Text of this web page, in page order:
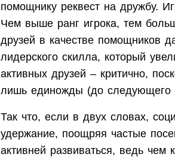
помощнику реквест на дружбу.
Чем выше ранг игрока, тем
друзей в качестве помощников
лидерского скилла, который
активных друзей – критично,
лишь единожды (до следующего
Так что, если в двух словах,
удержание, поощряя частые
активней развиваться, ведь чем